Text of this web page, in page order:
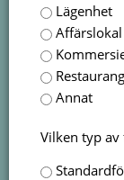
Lägenhet
Affärslokal
Restaurang
Annat
Vilken typ av